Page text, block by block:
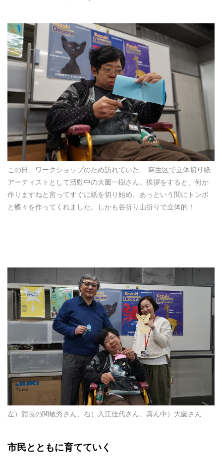
この日、ワークショップのため訪れていた、 麻生区で立体切り紙
アーティストとして活動中の大薗一樹さん。挨拶をすると、何か
作りますねと言ってすぐに紙を切り始め、あっという間にトンボ
と蝶々を作ってくれました。しかも谷折り山折りで立体的！
左）館長の関敏秀さん、右）入江佳代さん、真ん中）大薗さん
市民とともに育てていく